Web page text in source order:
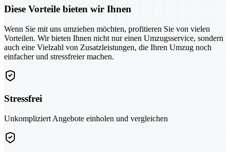
Diese Vorteile bieten wir Ihnen
Wenn Sie mit uns umziehen möchten, profitieren Sie von vielen
Vorteilen. Wir bieten Ihnen nicht nur einen Umzugsservice, sondern
auch eine Vielzahl von Zusatzleistungen, die Ihren Umzug noch
einfacher und stressfreier machen.
Stressfrei
Unkompliziert Angebote einholen und vergleichen